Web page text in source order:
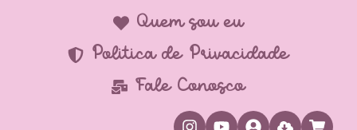
Quem sou eu
Política de Privacidade
Fale Conosco